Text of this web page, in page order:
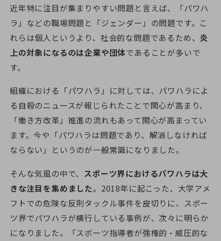
近年特に注目が集まりやすい問題と言えば、「パワハ
ラ」などの職場問題と「ジェンダー」の問題です。こ
れらは個人というより、社会的な問題であるため、 炎
上の対象になるのは企業や団体であることが多いで
す。
組織における「パワハラ」に対しては、パワハラによ
る自殺のニュースが報じられたことで関心が高まり、
「働き方改革」推進の流れもあって関心が高まってい
ます。今や「パワハラは問題であり、解消しなければ
ならない」というのが一般常識になりました。
そんな気風の中で、 スポーツ界におけるパワハラは大
きな注目を集めました。2018年に起こった、大学アメ
フトでの危険な反則タックル事件を皮切りに、スポー
ツ界でパワハラが横行している事例が、次々に明らか
になりました。「スポーツ指導者が強権的・威圧的な